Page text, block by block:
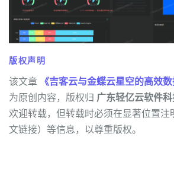
版权声明
该文章 《吉客云与金蝶云星空的高效
为原创内容，版权归 广东轻亿云软件
欢迎转载，但转载时必须在显著位置注
文链接）等信息，以尊重版权。